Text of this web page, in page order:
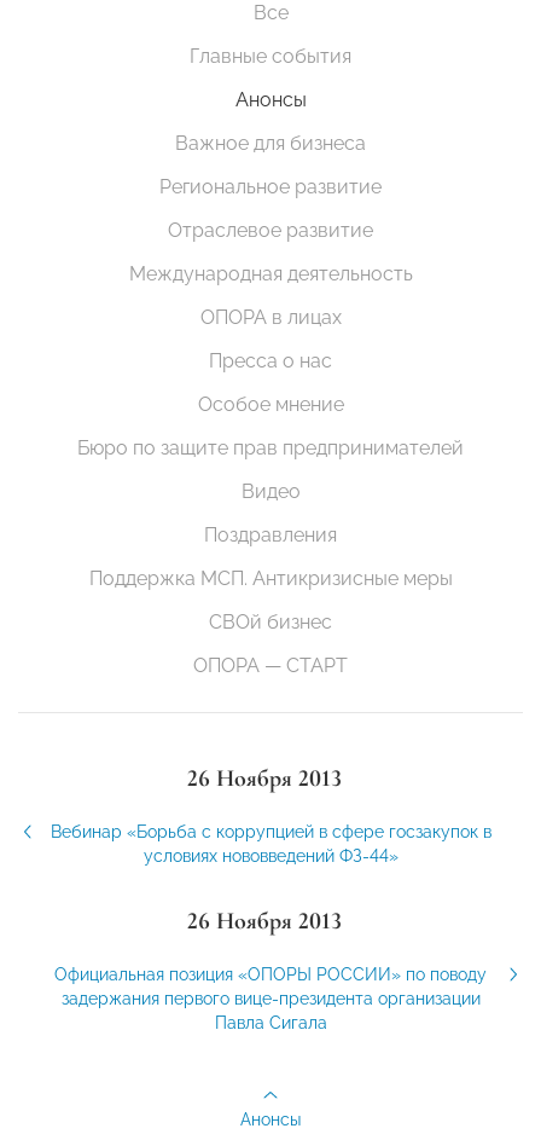
Все
Главные события
Анонсы
Важное для бизнеса
Региональное развитие
Отраслевое развитие
Международная деятельность
ОПОРА в лицах
Пресса о нас
Особое мнение
Бюро по защите прав предпринимателей
Видео
Поздравления
Поддержка МСП. Антикризисные меры
СВОй бизнес
ОПОРА — СТАРТ
26 Ноября 2013
Вебинар «Борьба с коррупцией в сфере госзакупок в
условиях нововведений ФЗ-44»
26 Ноября 2013
Официальная позиция «ОПОРЫ РОССИИ» по поводу
задержания первого вице-президента организации
Павла Сигала
Анонсы